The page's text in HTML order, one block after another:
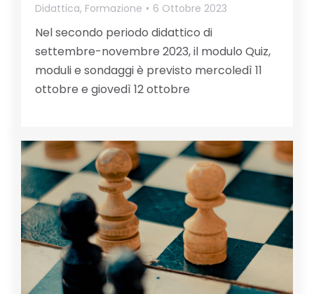
Didattica, Formazione 6 Ottobre 2023
Nel secondo periodo didattico di
settembre-novembre 2023, il modulo Quiz,
moduli e sondaggi è previsto mercoledì 11
ottobre e giovedì 12 ottobre